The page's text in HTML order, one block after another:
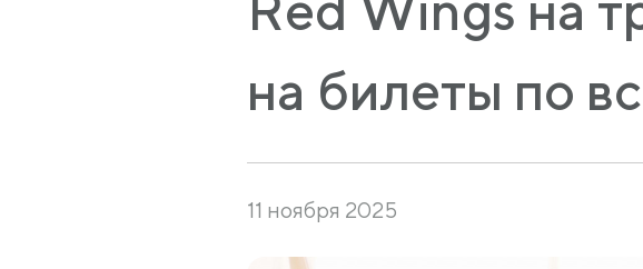
на билеты по
11 ноября 2025